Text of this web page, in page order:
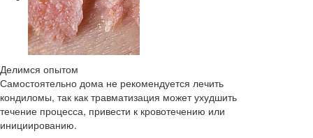
Делимся опытом
Самостоятельно дома не рекомендуется лечить
кондиломы, так как травматизация может ухудшить
течение процесса, привести к кровотечению или
инициированию.